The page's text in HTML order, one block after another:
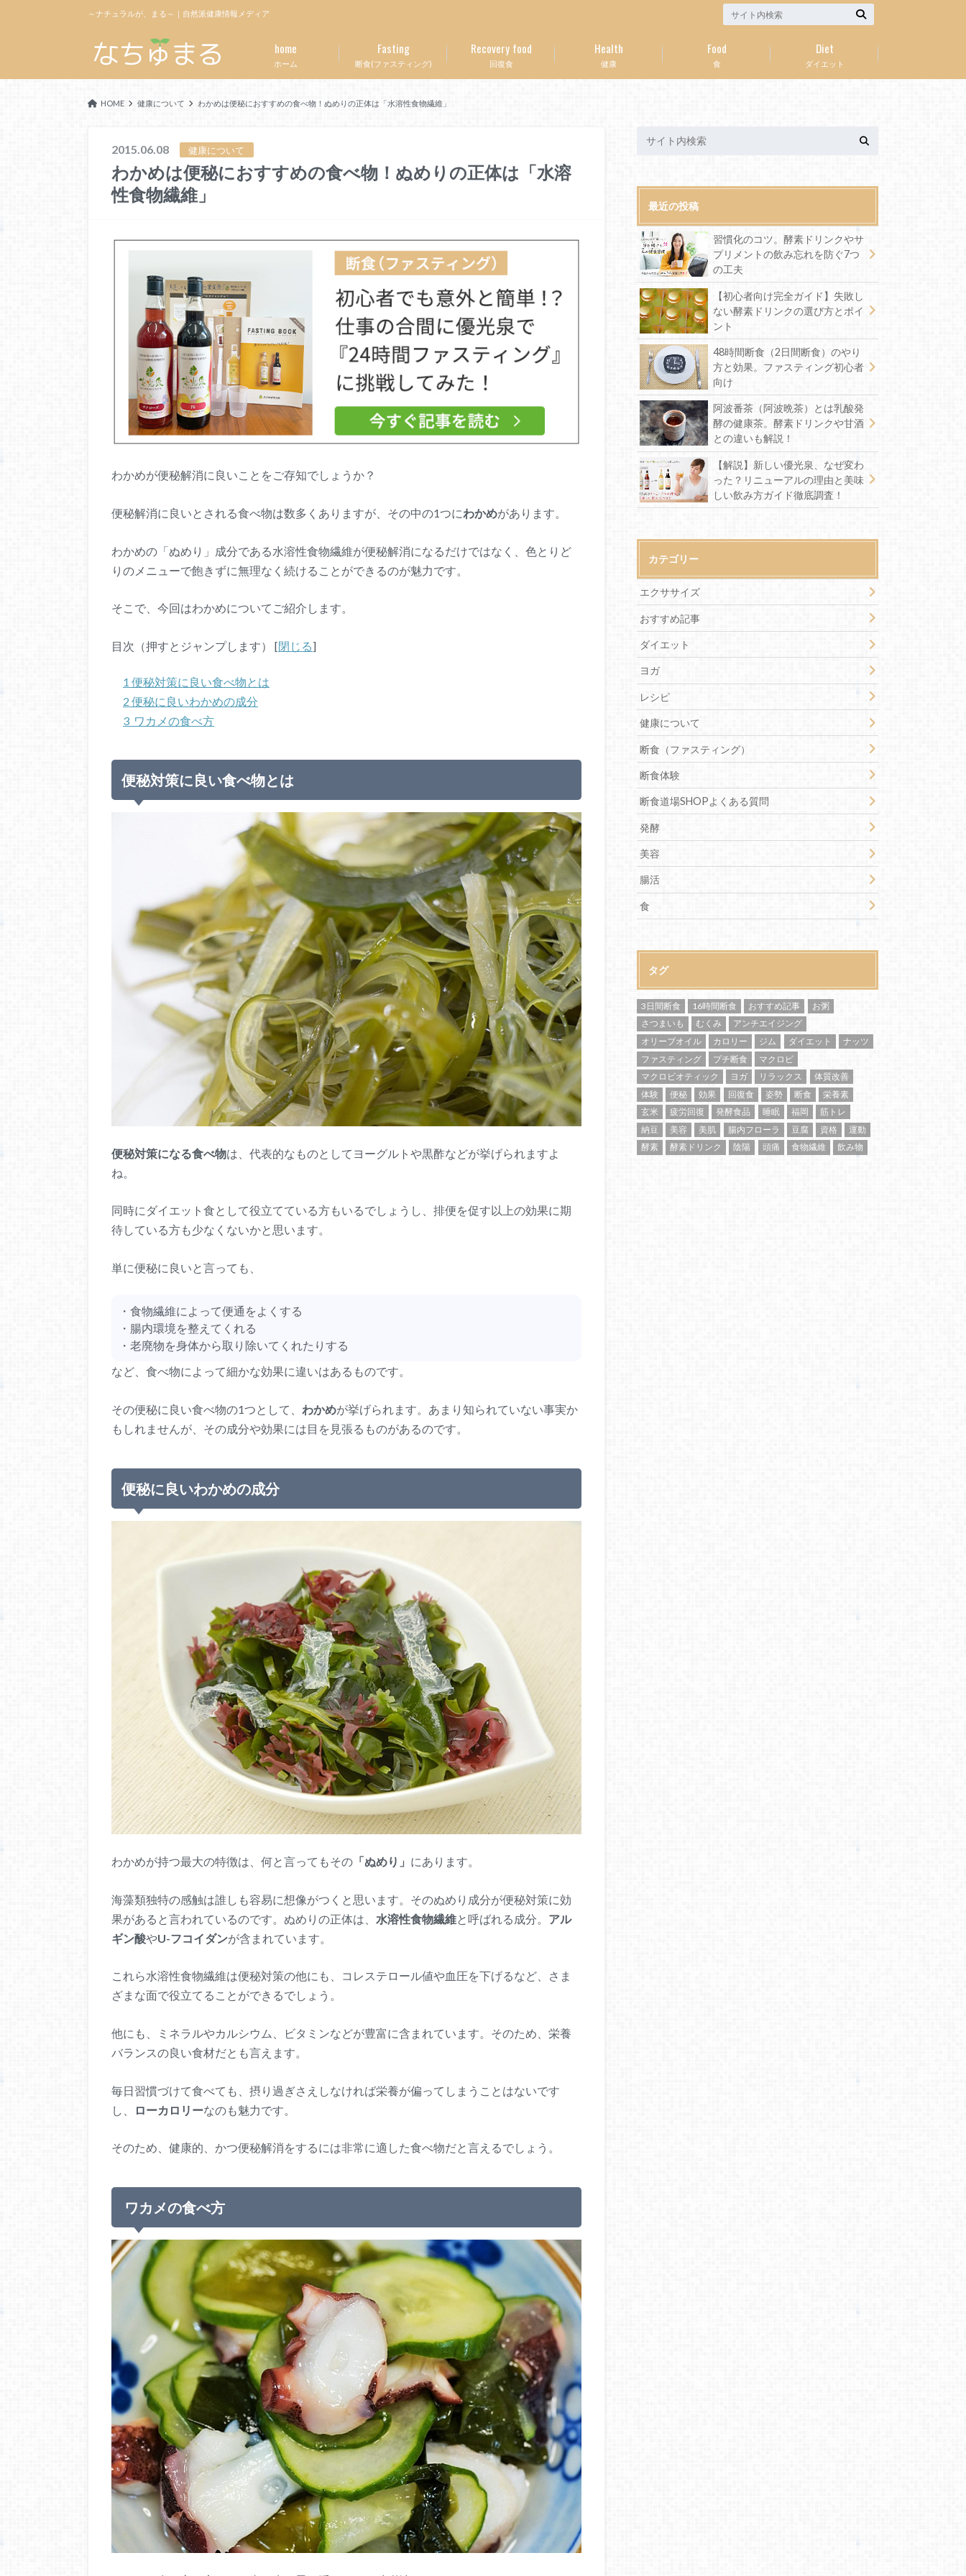
～ナチュラルが、まる～｜自然派健康情報メディア
ホーム
home
断食(ファスティング)
Fasting
回復食
Recovery food
健康
Health
食
Food
ダイエット
Diet
HOME 健康について わかめは便秘におすすめの食べ物！ぬめりの正体は「水溶性食物繊維」
2015.06.08 健康について
わかめは便秘におすすめの食べ物！ぬめりの正体は「水溶
性食物繊維」
わかめが便秘解消に良いことをご存知でしょうか？
便秘解消に良いとされる食べ物は数多くありますが、その中の1つにわかめがあります。
わかめの「ぬめり」成分である水溶性食物繊維が便秘解消になるだけではなく、色とりど
りのメニューで飽きずに無理なく続けることができるのが魅力です。
そこで、今回はわかめについてご紹介します。
目次（押すとジャンプします） [閉じる]
1 便秘対策に良い食べ物とは
2 便秘に良いわかめの成分
3 ワカメの食べ方
便秘対策に良い食べ物とは
便秘対策になる食べ物は、代表的なものとしてヨーグルトや黒酢などが挙げられますよ
ね。
同時にダイエット食として役立てている方もいるでしょうし、排便を促す以上の効果に期
待している方も少なくないかと思います。
単に便秘に良いと言っても、
・食物繊維によって便通をよくする
・腸内環境を整えてくれる
・老廃物を身体から取り除いてくれたりする
など、食べ物によって細かな効果に違いはあるものです。
その便秘に良い食べ物の1つとして、 わかめが挙げられます。あまり知られていない事実か
もしれませんが、その成分や効果には目を見張るものがあるのです。
便秘に良いわかめの成分
わかめが持つ最大の特徴は、何と言ってもその 「ぬめり」 にあります。
海藻類独特の感触は誰しも容易に想像がつくと思います。そのぬめり成分が便秘対策に効
果があると言われているのです。ぬめりの正体は、 水溶性食物繊維と呼ばれる成分。 アル
ギン酸やU-フコイダンが含まれています。
これら水溶性食物繊維は便秘対策の他にも、コレステロール値や血圧を下げるなど、さま
ざまな面で役立てることができるでしょう。
他にも、ミネラルやカルシウム、ビタミンなどが豊富に含まれています。そのため、栄養
バランスの良い食材だとも言えます。
毎日習慣づけて食べても、摂り過ぎさえしなければ栄養が偏ってしまうことはないです
し、
ローカロリーなのも魅力です。
そのため、健康的、かつ便秘解消をするには非常に適した食べ物だと言えるでしょう。
ワカメの食べ方
最近の投稿
習慣化のコツ。酵素ドリンクやサ
プリメントの飲み忘れを防ぐ7つ
の工夫
【初心者向け完全ガイド】失敗し
ない酵素ドリンクの選び方とポイ
ント
48時間断食（2日間断食）のやり
方と効果。ファスティング初心者
向け
阿波番茶（阿波晩茶）とは乳酸発
酵の健康茶。酵素ドリンクや甘酒
との違いも解説！
【解説】新しい優光泉、なぜ変わ
った？リニューアルの理由と美味
しい飲み方ガイド徹底調査！
カテゴリー
エクササイズ
おすすめ記事
ダイエット
ヨガ
レシピ
健康について
断食（ファスティング）
断食体験
断食道場SHOPよくある質問
発酵
美容
腸活
食
タグ
3日間断食 16時間断食 おすすめ記事
お粥
さつまいも
むくみ
アンチエイジング
オリーブオイル
カロリー ジム ダイエット
ナッツ
ファスティング
プチ断食
マクロビ
マクロビオティック
ヨガ リラックス
体質改善
体験
便秘 効果 回復食 姿勢 断食
栄養素
玄米
疲労回復 発酵食品 睡眠 福岡
筋トレ
納豆
美容 美肌 腸内フローラ 豆腐 資格
運動
酵素
酵素ドリンク 陰陽 頭痛 食物繊維 飲み物